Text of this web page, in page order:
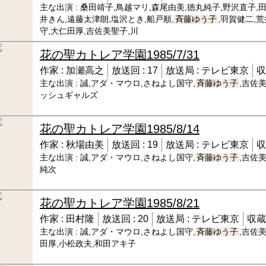
主な出演 : 桑田靖子,鳥越マリ,森尾由美,徳丸純子,野沢直子,
井きん,遠藤太津朗,塩沢とき,船戸順, 斉藤ゆう子 ,羽賀健二,
守,大仁田厚,吉佐美聖子,川
花の聖カトレア学園1985/7/31
作家 : 加瀬高之 放送回 : 17 放送局 : テレビ東京
主な出演 : 誠,アダ・マウロ,さねよし国守, 斉藤ゆう子 ,吉佐
ッシュギャルズ
花の聖カトレア学園1985/8/14
作家 : 秋場由美 放送回 : 19 放送局 : テレビ東京
主な出演 : 誠,アダ・マウロ,さねよし国守, 斉藤ゆう子 ,吉佐
純次
花の聖カトレア学園1985/8/21
作家 : 田村隆 放送回 : 20 放送局 : テレビ東京 収
主な出演 : 誠,アダ・マウロ,さねよし国守, 斉藤ゆう子 ,吉佐
田厚,小松政夫,和田アキ子